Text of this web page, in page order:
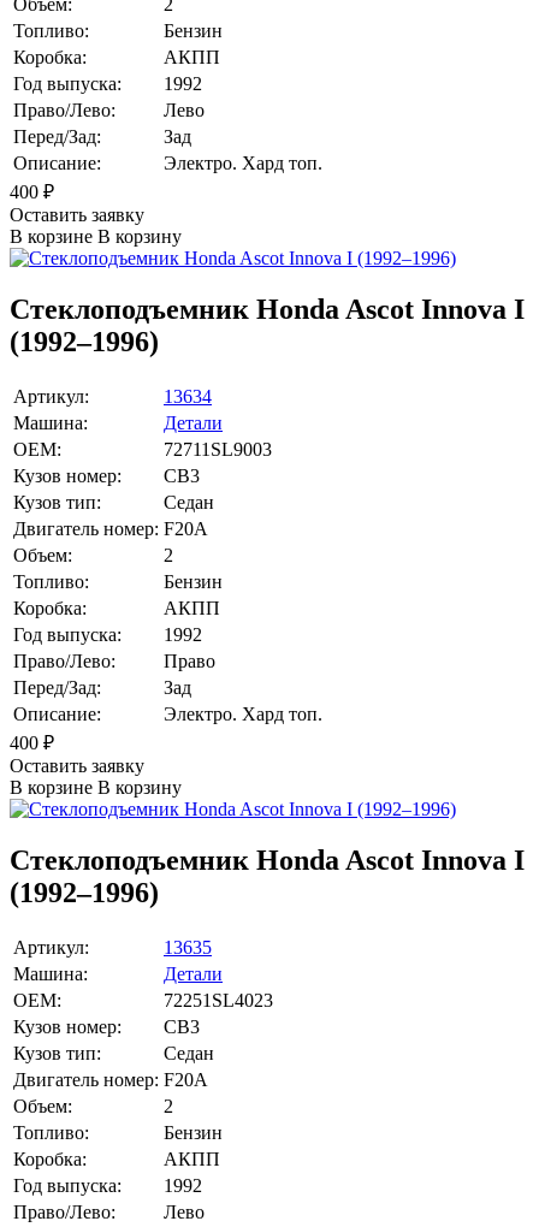
Объем:
2
Топливо:
Бензин
Коробка:
АКПП
Год выпуска:
1992
Право/Лево:
Лево
Перед/Зад:
Зад
Описание:
Электро. Хард топ.
400 ₽
Оставить заявку
В корзине В корзину
Стеклоподъемник Honda Ascot Innova I
(1992–1996)
Артикул:
13634
Машина:
Детали
OEM:
72711SL9003
Кузов номер:
CB3
Кузов тип:
Седан
Двигатель номер: F20A
Объем:
2
Топливо:
Бензин
Коробка:
АКПП
Год выпуска:
1992
Право/Лево:
Право
Перед/Зад:
Зад
Описание:
Электро. Хард топ.
400 ₽
Оставить заявку
В корзине В корзину
Стеклоподъемник Honda Ascot Innova I
(1992–1996)
Артикул:
13635
Машина:
Детали
OEM:
72251SL4023
Кузов номер:
CB3
Кузов тип:
Седан
Двигатель номер: F20A
Объем:
2
Топливо:
Бензин
Коробка:
АКПП
Год выпуска:
1992
Право/Лево:
Лево